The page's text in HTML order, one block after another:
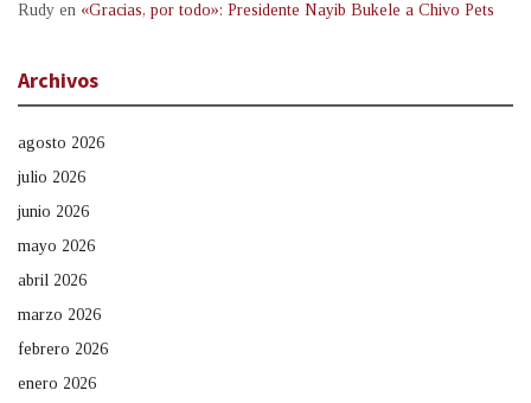
Rudy en «Gracias, por todo»: Presidente Nayib Bukele a Chivo Pets
Archivos
agosto 2026
julio 2026
junio 2026
mayo 2026
abril 2026
marzo 2026
febrero 2026
enero 2026